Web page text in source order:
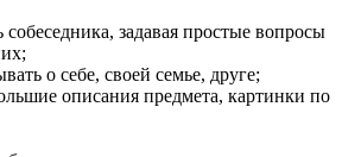
собеседника, задавая простые вопросы
о себе, своей семье, друге;
описания предмета, картинки по